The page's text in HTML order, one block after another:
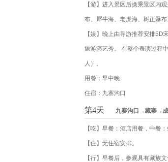
【游】进入景区后换乘景区内
布、犀牛海、老虎海、树正瀑
【娱】晚上由导游推荐安排
旅游演艺秀。 在整个表演过程
人）。
用餐：早中晚
住宿：九寨沟口
第4天 九寨沟口→藏寨→
【吃】早餐：酒店用餐，中餐
【住】无住宿安排。
【行】早餐后，参观具有藏族